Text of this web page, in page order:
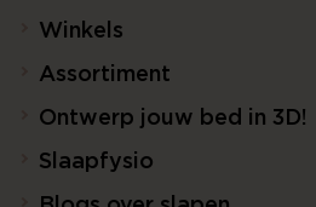
Winkels
Assortiment
Ontwerp jouw bed in 3D!
Slaapfysio